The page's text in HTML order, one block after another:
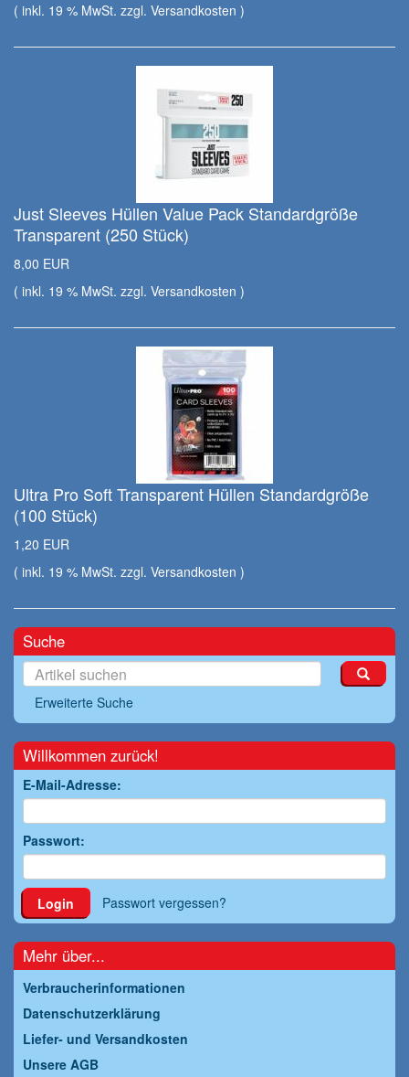
( inkl. 19 % MwSt. zzgl. Versandkosten )
Just Sleeves Hüllen Value Pack Standardgröße
Transparent (250 Stück)
8,00 EUR
( inkl. 19 % MwSt. zzgl. Versandkosten )
Ultra Pro Soft Transparent Hüllen Standardgröße
(100 Stück)
1,20 EUR
( inkl. 19 % MwSt. zzgl. Versandkosten )
Suche
Erweiterte Suche
Willkommen zurück!
E-Mail-Adresse:
Passwort:
Login Passwort vergessen?
Mehr über...
Verbraucherinformationen
Datenschutzerklärung
Liefer- und Versandkosten
Unsere AGB